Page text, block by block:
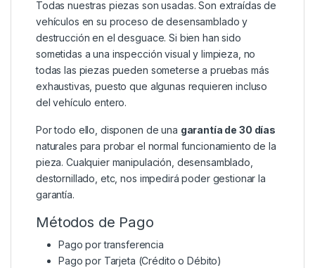
Todas nuestras piezas son usadas. Son extraídas de
vehículos en su proceso de desensamblado y
destrucción en el desguace. Si bien han sido
sometidas a una inspección visual y limpieza, no
todas las piezas pueden someterse a pruebas más
exhaustivas, puesto que algunas requieren incluso
del vehículo entero.
Por todo ello, disponen de una garantía de 30 días
naturales para probar el normal funcionamiento de la
pieza. Cualquier manipulación, desensamblado,
destornillado, etc, nos impedirá poder gestionar la
garantía.
Métodos de Pago
Pago por transferencia
Pago por Tarjeta (Crédito o Débito)